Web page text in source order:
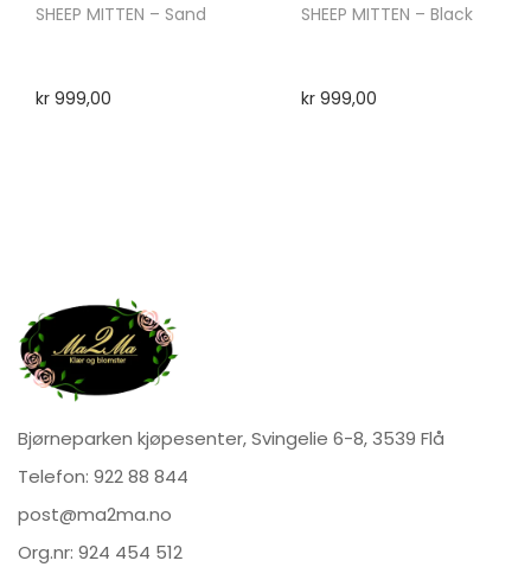
SHEEP MITTEN – Sand
kr 999,00
SHEEP MITTEN – Black
kr999,00
Bjørneparken kjøpesenter, Svingelie 6-8, 3539 Flå
Telefon: 922 88 844
post@ma2ma.no
Org.nr: 924 454 512